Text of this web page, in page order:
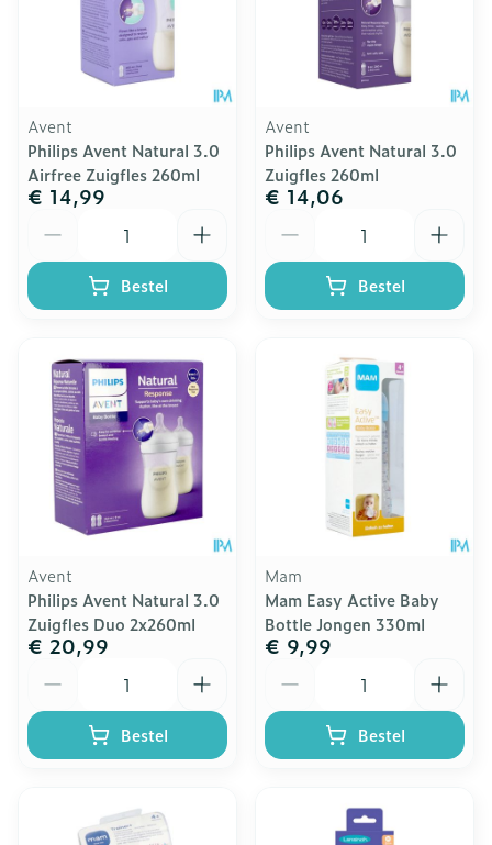
Avent
Philips Avent Natural 3.0
Airfree Zuigfles 260ml
€ 14,99
Bestel
Avent
Philips Avent Natural 3.0
Zuigfles 260ml
€ 14,06
Bestel
Avent
Philips Avent Natural 3.0
Zuigfles Duo 2x260ml
€ 20,99
Bestel
Mam
Mam Easy Active Baby
Bottle Jongen 330ml
€ 9,99
Bestel